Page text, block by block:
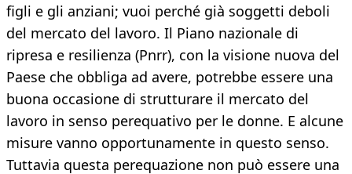
figli e gli anziani; vuoi perché già soggetti deboli
del mercato del lavoro. Il Piano nazionale di
ripresa e resilienza (Pnrr), con la visione nuova del
Paese che obbliga ad avere, potrebbe essere una
buona occasione di strutturare il mercato del
lavoro in senso perequativo per le donne. E alcune
misure vanno opportunamente in questo senso.
Tuttavia questa perequazione non può essere una